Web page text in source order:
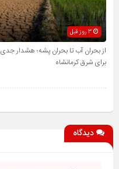
3 روز قبل
از بحران آب تا بحران پشه؛ هشدار جدی
برای شرق کرمانشاه
دیدگاه